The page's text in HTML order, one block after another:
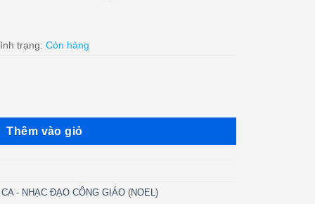
trạng: Còn hàng
Thêm vào giỏ
- NHẠC ĐẠO CÔNG GIÁO (NOEL)